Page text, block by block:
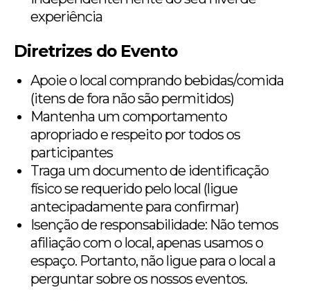
experiência
Diretrizes do Evento
Apoie o local comprando bebidas/comida
(itens de fora não são permitidos)
Mantenha um comportamento
apropriado e respeito por todos os
participantes
Traga um documento de identificação
físico se requerido pelo local (ligue
antecipadamente para confirmar)
Isenção de responsabilidade: Não temos
afiliação com o local, apenas usamos o
espaço. Portanto, não ligue para o local a
perguntar sobre os nossos eventos.